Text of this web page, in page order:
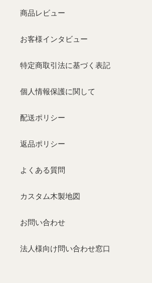
商品レビュー
お客様インタビュー
特定商取引法に基づく表記
個人情報保護に関して
配送ポリシー
返品ポリシー
よくある質問
カスタム木製地図
お問い合わせ
法人様向け問い合わせ窓口